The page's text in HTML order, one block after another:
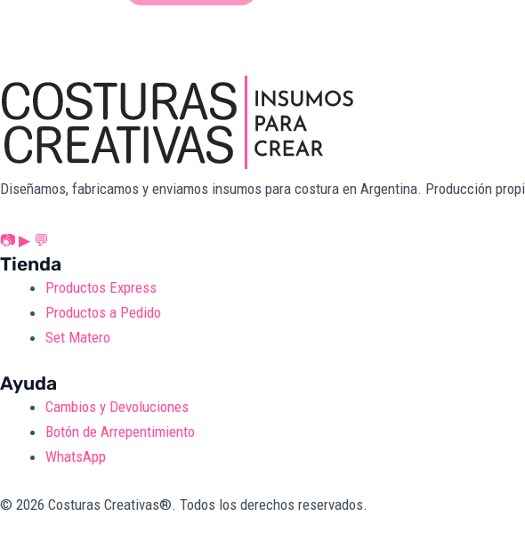
Diseñamos, fabricamos y enviamos insumos para costura en Argentina. Producción
📷 ▶ 💬
Tienda
Productos Express
Productos a Pedido
Set Matero
Ayuda
Cambios y Devoluciones
Botón de Arrepentimiento
WhatsApp
© 2026 Costuras Creativas®. Todos los derechos reservados.